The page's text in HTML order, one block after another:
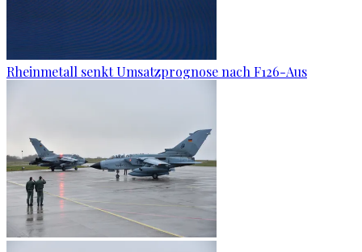
Rheinmetall senkt Umsatzprognose nach F126-Aus